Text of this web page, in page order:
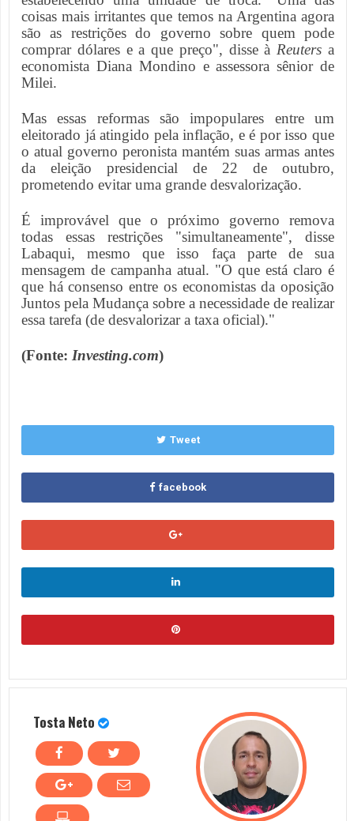
coisas mais irritantes que temos na Argentina agora
são as restrições do governo sobre quem pode
comprar dólares e a que preço", disse à Reuters a
economista Diana Mondino e assessora sênior de
Milei.
Mas essas reformas são impopulares entre um
eleitorado já atingido pela inflação, e é por isso que
o atual governo peronista mantém suas armas antes
da eleição presidencial de 22 de outubro,
prometendo evitar uma grande desvalorização.
É improvável que o próximo governo remova
todas essas restrições "simultaneamente", disse
Labaqui, mesmo que isso faça parte de sua
mensagem de campanha atual. "O que está claro é
que há consenso entre os economistas da oposição
Juntos pela Mudança sobre a necessidade de realizar
essa tarefa (de desvalorizar a taxa oficial)."
(Fonte: Investing.com)
Tweet
facebook
Tosta Neto